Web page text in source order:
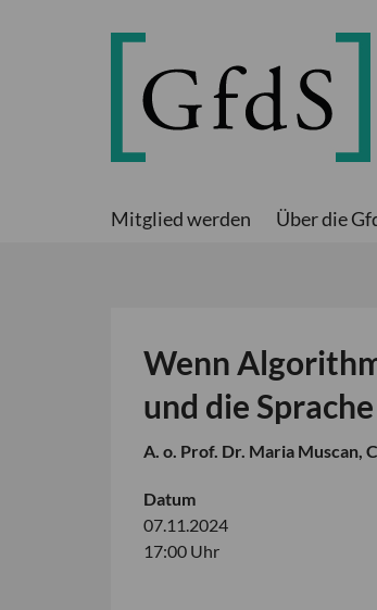
Mitglied werden Über die
Wenn
und die
A. o. Prof. Dr. Maria Muscan,
Datum
07.11.2024
17:00 Uhr